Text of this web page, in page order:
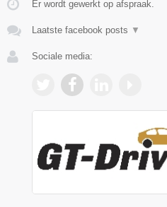
Er wordt gewerkt op afspraak.
Laatste facebook posts ▼
Sociale media: